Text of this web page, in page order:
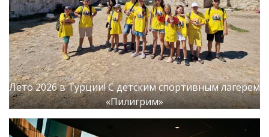
Лето 2026 в Турции! С детским спортивным лагерем
«Пилигрим»